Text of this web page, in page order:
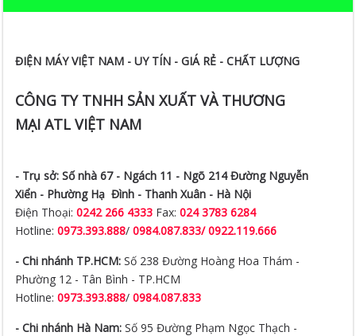
ĐIỆN MÁY VIỆT NAM - UY TÍN - GIÁ RẺ - CHẤT LƯỢNG
CÔNG TY TNHH SẢN XUẤT VÀ THƯƠNG
MẠI ATL VIỆT NAM
- Trụ sở: Số nhà 67 - Ngách 11 - Ngõ 214 Đường Nguyễn
Xiển - Phường Hạ Đình - Thanh Xuân - Hà Nội
Điện Thoại:0242 266 4333 Fax:024 3783 6284
Hotline:0973.393.888/0984.087.833/ 0922.119.666
- Chi nhánh TP.HCM: Số 238 Đường Hoàng Hoa Thám -
Phường 12 - Tân Bình - TP.HCM
Hotline:0973.393.888/0984.087.833
- Chi nhánh Hà Nam: Số 95 Đường Phạm Ngọc Thạch -